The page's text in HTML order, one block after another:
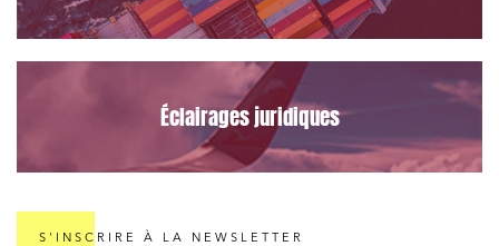
Éclairages juridiques
S'INSCRIRE À LA NEWSLETTER